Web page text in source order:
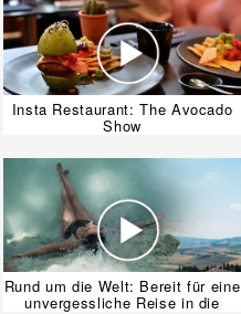
Insta Restaurant: The Avocado
Show
Rund um die Welt: Bereit für eine
unvergessliche Reise in die